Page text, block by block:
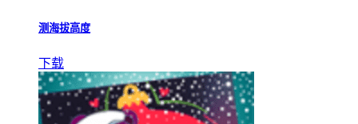
测海拔高度
下载